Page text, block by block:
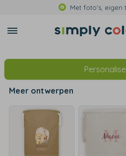
Met foto's, eigen
Meer ontwerpen